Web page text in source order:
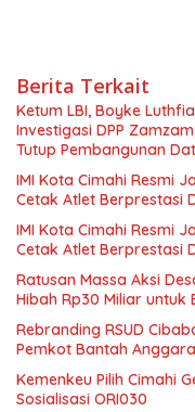
Berita Terkait
Ketum LBI, Boyke
Investigasi DPP
Tutup Pembangunan
Parungponteng,
IMI Kota Cimahi Resmi
Cetak Atlet Berprestasi
IMI Kota Cimahi Resmi
Cetak Atlet Berprestasi
Ratusan Massa Aksi
Hibah Rp30 Miliar untuk
Rebranding RSUD
Pemkot Bantah
Kemenkeu Pilih Cimahi
Sosialisasi ORI030